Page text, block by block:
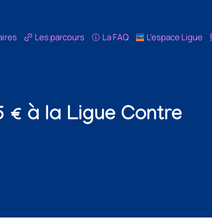
Les parcours La FAQ L’espace Ligue
€ à la Ligue Contre